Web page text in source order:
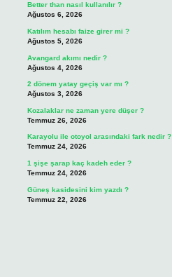
Better than nasıl kullanılır ?
Ağustos 6, 2026
Katılım hesabı faize girer mi ?
Ağustos 5, 2026
Avangard akımı nedir ?
Ağustos 4, 2026
2 dönem yatay geçiş var mı ?
Ağustos 3, 2026
Kozalaklar ne zaman yere düşer ?
Temmuz 26, 2026
Karayolu ile otoyol arasındaki fark nedir ?
Temmuz 24, 2026
1 şişe şarap kaç kadeh eder ?
Temmuz 24, 2026
Güneş kasidesini kim yazdı ?
Temmuz 22, 2026